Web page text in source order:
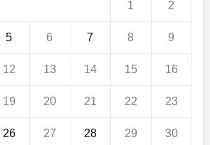
1 2
5 6 7 8 9
12 13 14 15 16
19 20 21 22 23
26 27 28 29 30